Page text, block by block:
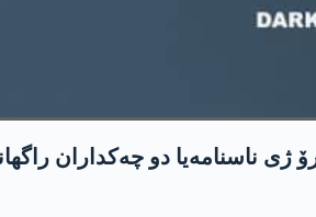
ژی ناسنامه‌یا دو چه‌كداران